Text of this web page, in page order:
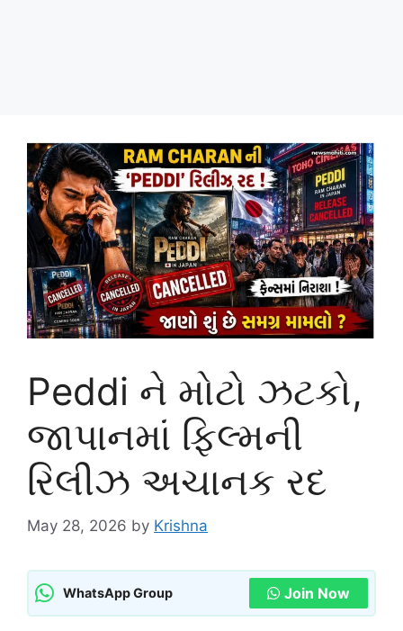
Peddi ને મોટો ઝટકો,
જાપાનમાં ફિલ્મની
રિલીઝ અચાનક રદ
May 28, 2026 by Krishna
WhatsApp Group Join Now